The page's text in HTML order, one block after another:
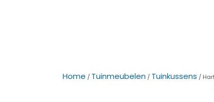
Home / Tuinmeubelen / Tuinkussens /